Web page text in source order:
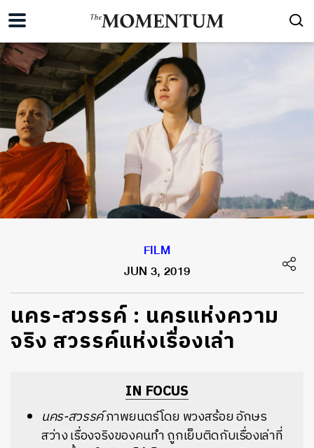
FILM
JUN 3, 2019
นคร-สวรรค์ : นครแห่งความ
จริง สวรรค์แห่งเรื่องเล่า
IN FOCUS
นคร-สวรรค์ภาพยนตร์โดย พวงสร้อย อักษร
สว่าง เรื่องจริงของคนทำ ถูกเย็บติดกับเรื่องเล่าที่